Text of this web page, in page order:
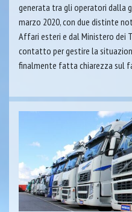
generata tra gli operatori dalla
marzo 2020, con due distinte
Affari esteri e dal Ministero dei
contatto per gestire la
finalmente fatta chiarezza sul